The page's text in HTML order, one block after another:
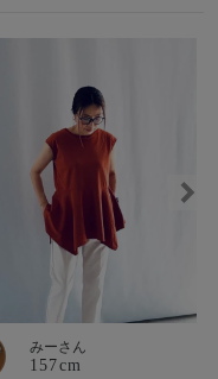
みーさん
157cm